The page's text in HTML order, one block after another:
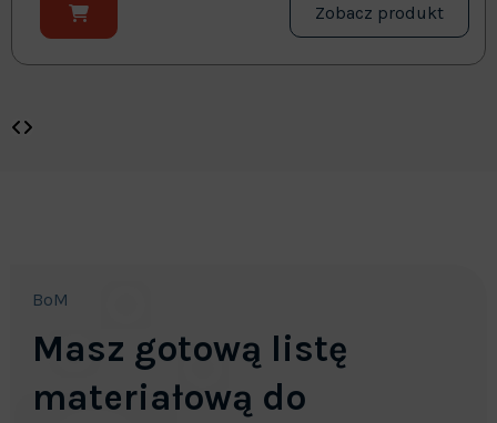
Zobacz produkt
BoM
Masz gotową listę
materiałową do